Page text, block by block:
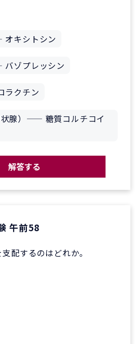
キシトシン
ゾプレッシン
クチン
状腺）—— 糖質コルチコイ
解答する
午前58
配するのはどれか。